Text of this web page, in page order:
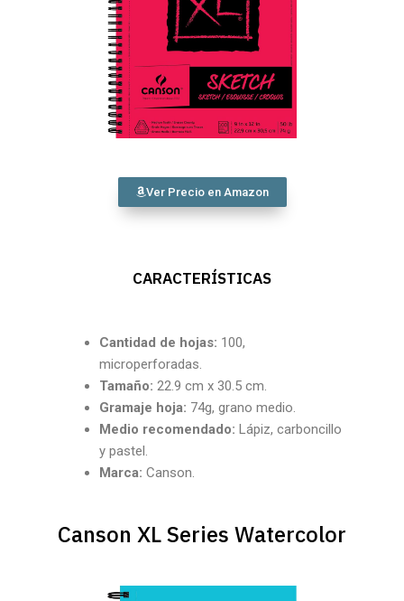
Ver Precio en Amazon
CARACTERÍSTICAS
Cantidad de hojas: 100,
microperforadas.
Tamaño: 22.9 cm x 30.5 cm.
Gramaje hoja: 74g, grano medio.
Medio recomendado: Lápiz, carboncillo
y pastel.
Marca: Canson.
Canson XL Series Watercolor